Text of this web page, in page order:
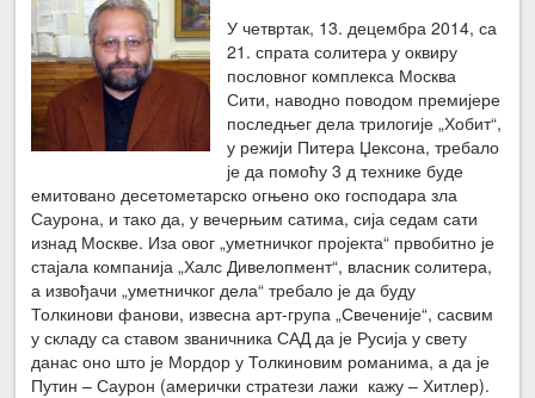
У четвртак, 13. децембра 2014, са
21. спрата солитера у оквиру
пословног комплекса Москва
Сити, наводно поводом премијере
последњег дела трилогије „Хобит“,
у режији Питера Џексона, требало
је да помоћу 3 д технике буде
емитовано десетометарско огњено око господара зла
Саурона, и тако да, у вечерњим сатима, сија седам сати
изнад Москве. Иза овог „уметничког пројекта“ првобитно је
стајала компанија „Халс Дивелопмент“, власник солитера,
а извођачи „уметничког дела“ требало је да буду
Толкинови фанови, извесна арт-група „Свеченије“, сасвим
у складу са ставом званичника САД да је Русија у свету
данас оно што је Мордор у Толкиновим романима, а да је
Путин – Саурон (амерички стратези лажи кажу – Хитлер).